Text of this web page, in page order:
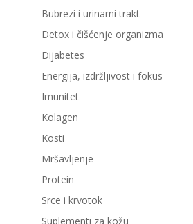
Bubrezi i urinarni trakt
Detox i čišćenje organizma
Dijabetes
Energija, izdržljivost i fokus
Imunitet
Kolagen
Kosti
Mršavljenje
Protein
Srce i krvotok
Suplementi za kožu